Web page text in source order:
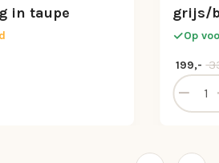
in taupe
met afgeronde zitting in taupe
grijs/
Op
199,-